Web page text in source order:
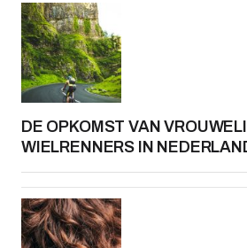
DE OPKOMST VAN
WIELRENNERS IN